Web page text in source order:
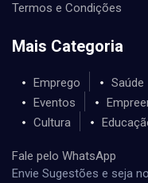
Termos e Condições
Mais Categoria
Emprego Saúde
Eventos
Cultura
Fale pelo WhatsApp
Envie Sugestões e seja